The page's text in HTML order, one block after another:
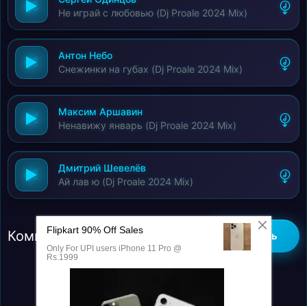
Не играй с любовью (Dj Proale 2024 Mix)
Антон Небо
Снежинки на губах (Dj Proale 2024 Mix)
Максим Аршавин
Ненавижу январь (Dj Proale 2024 Mix)
Дмитрий Шевелёв
Ай лав ю (Dj Proale 2024 Mix)
Комментарии (0) Добавить